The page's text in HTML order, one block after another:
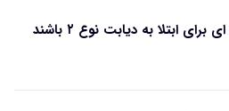
ابتلا به دیابت نوع ۲ باشند